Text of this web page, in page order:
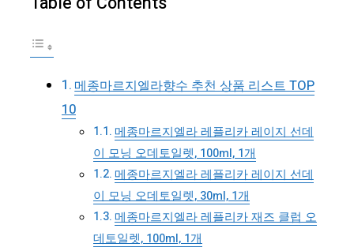
메종마르지엘라향수 추천 상품 리스트 TOP
10
메종마르지엘라 레플리카 레이지 선데
이 모닝 오데토일렛, 100ml, 1개
메종마르지엘라 레플리카 레이지 선데
이 모닝 오데토일렛, 30ml, 1개
메종마르지엘라 레플리카 재즈 클럽 오
데토일렛, 100ml, 1개